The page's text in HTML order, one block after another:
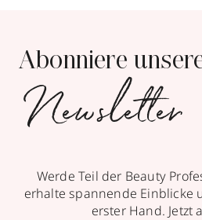
Abonniere
Newsletter
Werde Teil der Beauty
erhalte spannende Einblicke
erster Hand. Jetzt